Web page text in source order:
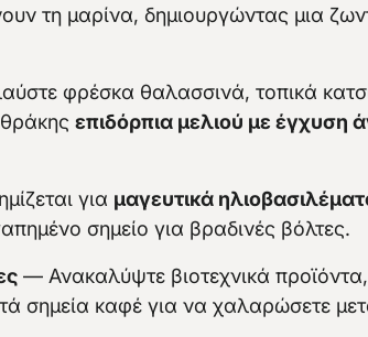
τη μαρίνα, δημιουργώντας μια
φρέσκα θαλασσινά, τοπικά
επιδόρπια μελιού με έγχυση
για μαγευτικά
σημείο για βραδινές βόλτες.
— Ανακαλύψτε βιοτεχνικά προϊόντα,
σημεία καφέ για να χαλαρώσετε